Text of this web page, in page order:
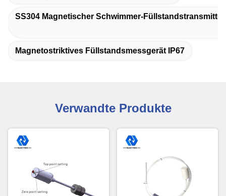
SS304 Magnetischer Schwimmer-Füllstandstransmitter
Magnetostriktives Füllstandsmessgerät IP67
Verwandte Produkte